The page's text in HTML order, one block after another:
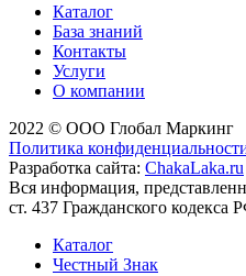
Каталог
База знаний
Контакты
Услуги
О компании
2022 © ООО Глобал Маркинг
Политика
Разработка сайта: ChakaLaka.ru
Вся информация,
ст. 437 Гражданского
Каталог
Честный Знак